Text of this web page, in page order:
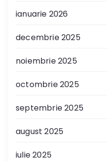
ianuarie 2026
decembrie 2025
noiembrie 2025
octombrie 2025
septembrie 2025
august 2025
iulie 2025